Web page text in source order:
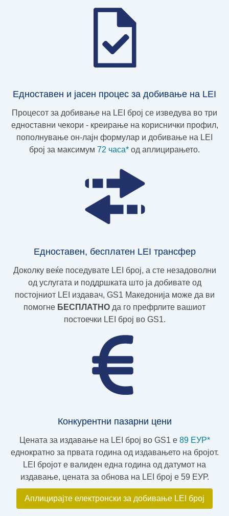
Едноставен и јасен процес за добивање на LEI
Процесот за добивање на LEI број се изведува во три
едноставни чекори - креирање на кориснички профил,
пополнување он-лајн формулар и добивање на LEI
број за максимум 72 часа* од аплицирањето.
Едноставен, бесплатен LEI трансфер
Доколку веќе поседувате LEI број, а сте незадоволни
од услугата и поддршката што ја добивате од
постојниот LEI издавач, GS1 Македонија може да ви
помогне БЕСПЛАТНО да го префрлите вашиот
постоечки LEI број во GS1.
Конкурентни пазарни цени
Цената за издавање на LEI број во GS1 e 89 ЕУР*
еднократно за првата година од издавањето на бројот.
LEI бројот е валиден една година од датумот на
издавање, цената за обнова на LEI број е 59 ЕУР.
Аплицирајте електронски за добивање LEI број